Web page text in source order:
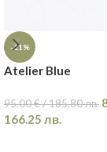
-11%
Atelier Blue
95.00€/185.80лв.
166.25 лв.